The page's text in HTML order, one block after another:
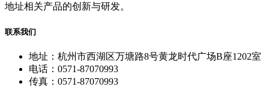
地址相关产品的创新与研发。
联系我们
地址：杭州市西湖区万塘路8号黄龙时代广场B座1202室
电话：0571-87070993
传真：0571-87070993